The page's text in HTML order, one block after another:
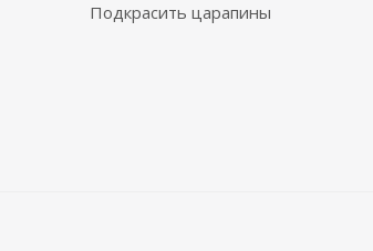
Подкрасить царапины